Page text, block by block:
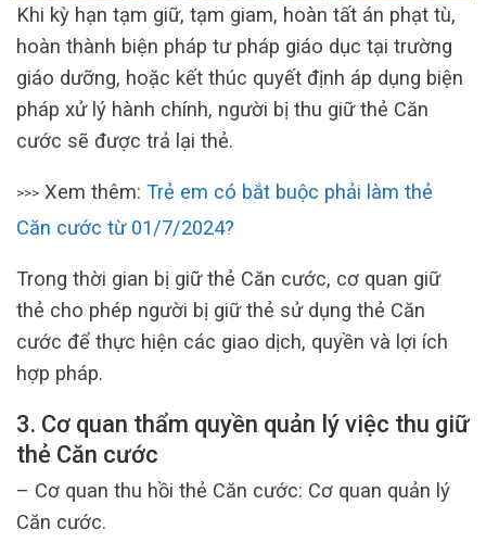
Khi kỳ hạn tạm giữ, tạm giam, hoàn tất án phạt tù,
hoàn thành biện pháp tư pháp giáo dục tại trường
giáo dưỡng, hoặc kết thúc quyết định áp dụng biện
pháp xử lý hành chính, người bị thu giữ thẻ Căn
cước sẽ được trả lại thẻ.
>>> Xem thêm: Trẻ em có bắt buộc phải làm thẻ
Căn cước từ 01/7/2024?
Trong thời gian bị giữ thẻ Căn cước, cơ quan giữ
thẻ cho phép người bị giữ thẻ sử dụng thẻ Căn
cước để thực hiện các giao dịch, quyền và lợi ích
hợp pháp.
3. Cơ quan thẩm quyền quản lý việc thu giữ
thẻ Căn cước
– Cơ quan thu hồi thẻ Căn cước: Cơ quan quản lý
Căn cước.